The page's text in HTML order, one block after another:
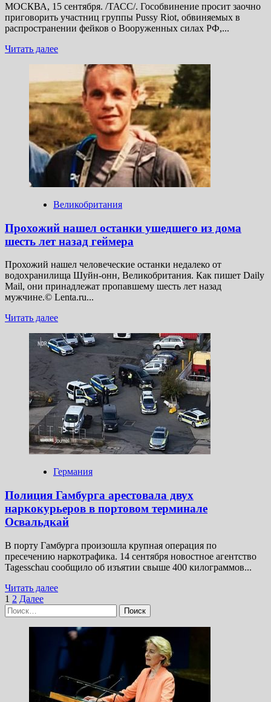
МОСКВА, 15 сентября. /ТАСС/. Гособвинение просит заочно
приговорить участниц группы Pussy Riot, обвиняемых в
распространении фейков о Вооруженных силах РФ,...
Читать далееПрочитать
Участницам
Pussy
Riot
заочно
запросили
сроки
от 9 до 14 лет
колонии
Великобритания
Прохожий нашел останки ушедшего из дома
шесть лет назад геймера
Прохожий нашел человеческие останки недалеко от
водохранилища Шуйн-онн, Великобритания. Как пишет Daily
Mail, они принадлежат пропавшему шесть лет назад
мужчине.© Lenta.ru...
Читать далееПрочитать
о
Прохожий
останки
ушедшего
из дома
шесть
лет
назад
геймера
Германия
Полиция Гамбурга арестовала двух
наркокурьеров в портовом терминале
Освальдкай
В порту Гамбурга произошла крупная операция по
пресечению наркотрафика. 14 сентября новостное агентство
Tagesschau сообщило об изъятии свыше 400 килограммов...
Читать далееПрочитать
Полиция
Гамбурга
арестовала
двух
наркокурьеров
в портовом
терминале
Освальдкай
Пагинация
записей
1 2 Далее
Найти: